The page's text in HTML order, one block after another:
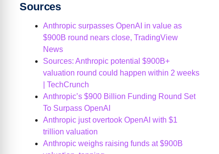
Sources
Anthropic surpasses OpenAI in value as
$900B round nears close, TradingView
News
Sources: Anthropic potential $900B+
valuation round could happen within 2 weeks
| TechCrunch
Anthropic’s $900 Billion Funding Round Set
To Surpass OpenAI
Anthropic just overtook OpenAI with $1
trillion valuation
Anthropic weighs raising funds at $900B